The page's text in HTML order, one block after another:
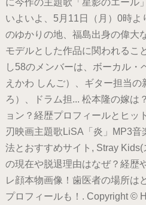
に今作の主題歌「星影のエール
いよいよ、5月11日（月）0時よ
のゆかりの地、福島出身の偉大
モデルとした作品に関われるこ
し58のメンバーは、ボーカル・
えかわ しんご）、ギター担当
ろ）、ドラム担... 松本隆の嫁は
ョン？経歴プロフィールとヒッ
刃映画主題歌LiSA「炎」MP3
法とおすすめサイト, Stray
の現在や脱退理由はなぜ？経歴
レ顔本物画像！歯医者の場所は
プロフィールも！. Copyright ©